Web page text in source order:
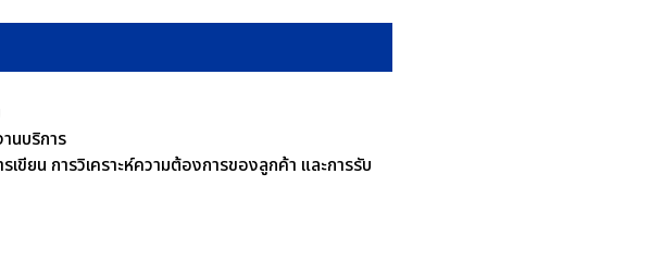
นบริการ
ขียน การวิเคราะห์ความต้องการของลูกค้า และการรับ